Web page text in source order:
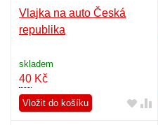
Vlajka na auto Česká
republika
skladem
40 Kč
Vložit do košíku